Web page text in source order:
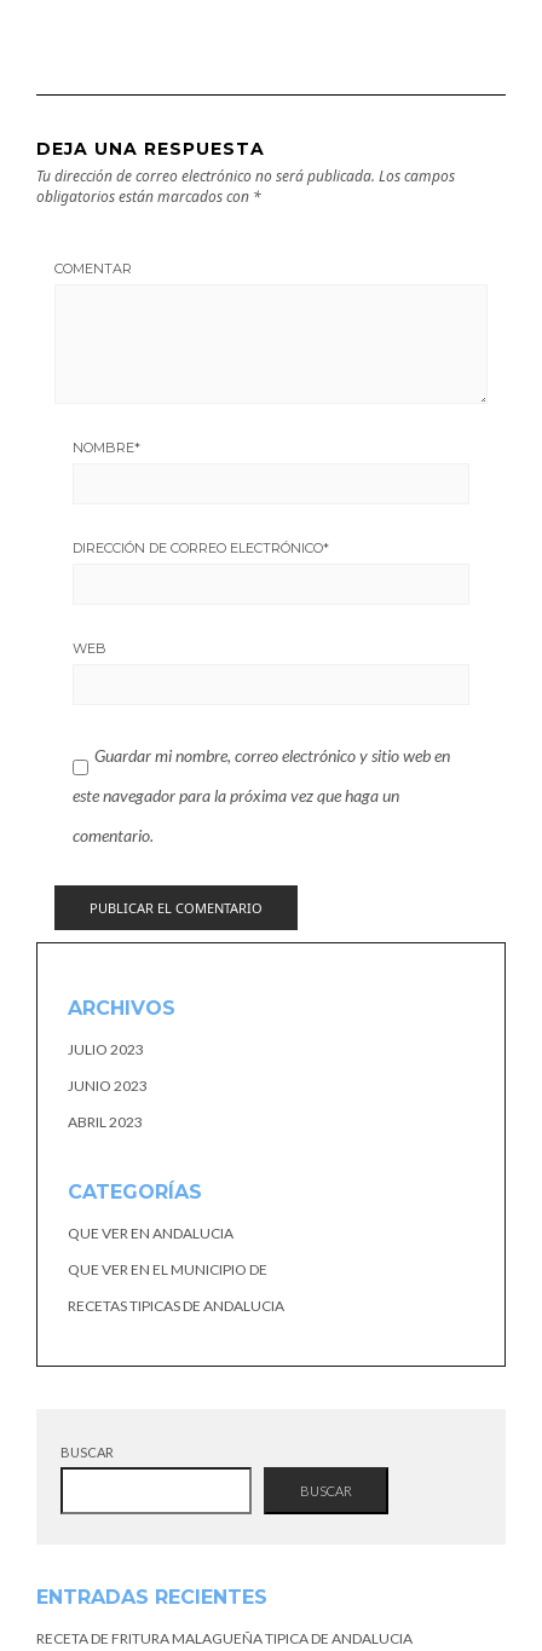
DEJA UNA RESPUESTA
Tu dirección de correo electrónico no será publicada. Los campos
obligatorios están marcados con *
COMENTAR
NOMBRE*
DIRECCIÓN DE CORREO ELECTRÓNICO*
WEB
Guardar mi nombre, correo electrónico y sitio web en
este navegador para la próxima vez que haga un
comentario.
ARCHIVOS
JULIO 2023
JUNIO 2023
ABRIL 2023
CATEGORÍAS
QUE VER EN ANDALUCIA
QUE VER EN EL MUNICIPIO DE
RECETAS TIPICAS DE ANDALUCIA
BUSCAR
BUSCAR
ENTRADAS RECIENTES
RECETA DE FRITURA MALAGUEÑA TIPICA DE ANDALUCIA